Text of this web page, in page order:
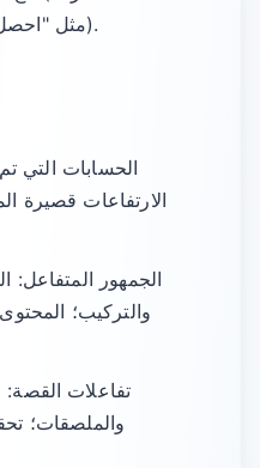
(مثل "احصل على حزمة الدروس").
الحسابات التي
الارتفاعات قصيرة
الجمهور المتفاعل:
والتركيب؛
تفاعلات
والملصقات؛